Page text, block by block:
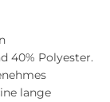
40% Polyester.
lange